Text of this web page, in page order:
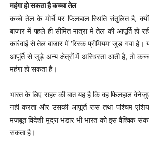
महंगा हो सकता है कच्चा तेल
कच्चे तेल के मोर्चे पर फिलहाल स्थिति संतुलित है,
बाजार में पहले ही सीमित मात्रा में तेल की आपूर्ति हो
कार्रवाई से तेल बाजार में ‘रिस्क प्रीमियम’ जुड़ गया है।
आपूर्ति से जुड़े अन्य क्षेत्रों में अस्थिरता आती है, तो
महंगा हो सकता है।
भारत के लिए राहत की बात यह है कि वह फिलहाल
नहीं करता और उसकी आपूर्ति रूस तथा पश्चिम
मजबूत विदेशी मुद्रा भंडार भी भारत को इस वैश्विक
सकता है।